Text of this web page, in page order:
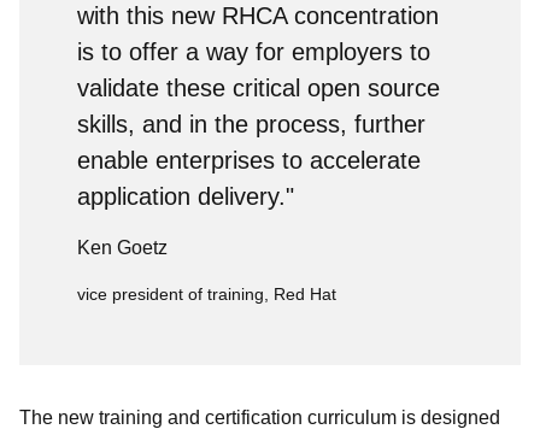
with this new RHCA concentration
is to offer a way for employers to
validate these critical open source
skills, and in the process, further
enable enterprises to accelerate
application delivery."
Ken Goetz
vice president of training, Red Hat
The new training and certification curriculum is designed